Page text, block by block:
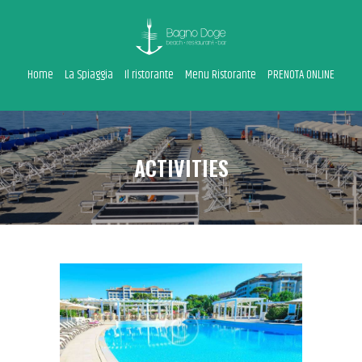
Home La Spiaggia Il ristorante Menu Ristorante PRENOTA ONLINE
ACTIVITIES
HOME
LA SPIAGGIA
IL RISTORANTE
MENU RISTORANTE
PRENOTA ONLINE